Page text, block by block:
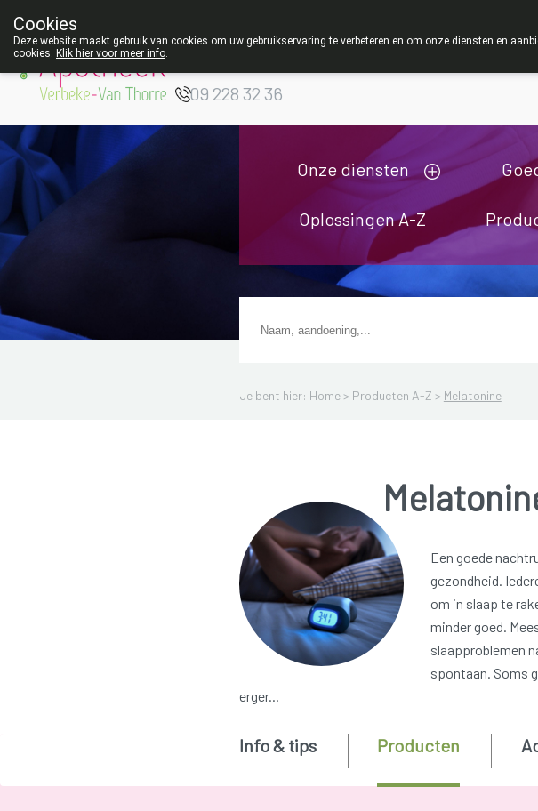
Apotheek Verbeke
09 228 32 36
Onze diensten
Oplossingen A-Z
Je bent hier: Home > Producten A-Z > Melatonine
Een goede
gezondheid.
om in slaap te
minder goed.
slaapproblemen
spontaan. Soms
erger...
Info & tips Producten
Cookies
Deze website maakt gebruik van cookies om uw gebruikservaring te verbeteren en om onze diensten en
cookies. Klik hier voor meer info.